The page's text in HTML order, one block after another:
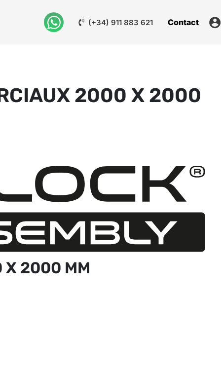
(+34) 911 883 621 Contact
2000 X 2000
X 2000 MM